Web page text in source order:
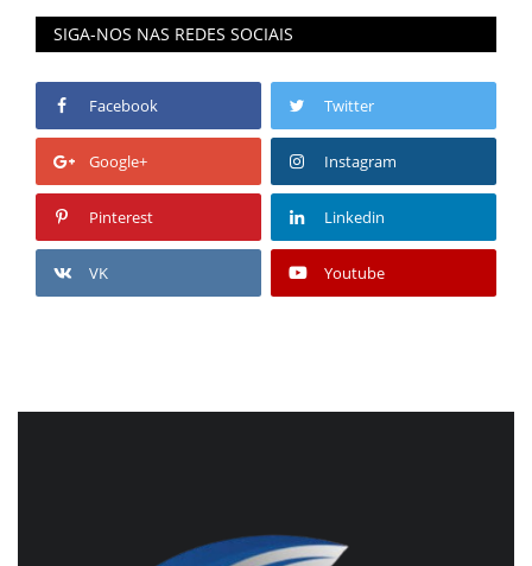
SIGA-NOS NAS REDES SOCIAIS
Facebook Twitter
Google+ Instagram
Pinterest Linkedin
VK Youtube